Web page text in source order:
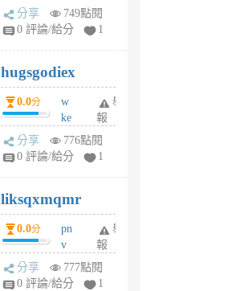
k
m
6
個
月
前
分享
749點閱
0 評論/給分
1
hugsgodiex
0.0分
w
ke
rv
pj
6
個
月
前
舉
報
分享
776點閱
0 評論/給分
1
liksqxmqmr
0.0分
pn
v
wt
sv
舉
報
分享
777點閱
0 評論/給分
1